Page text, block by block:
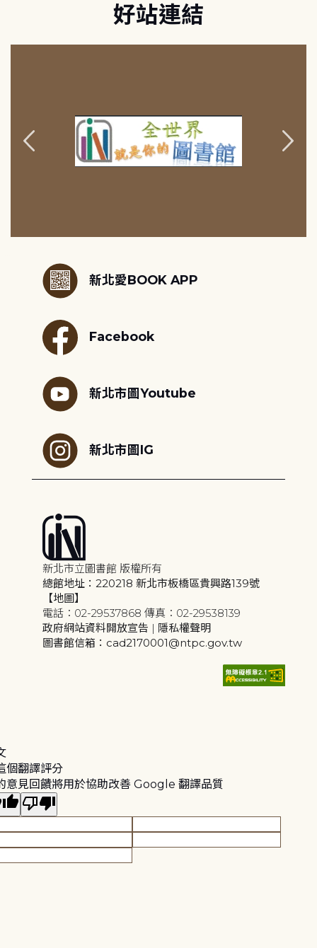
好站連結
新北愛BOOK APP
Facebook
新北市圖Youtube
新北市圖IG
新北市立圖書館 版權所有
總館地址：220218 新北市板橋區貴興路139號
【地圖】
電話：02-29537868 傳真：02-29538139
政府網站資料開放宣告 | 隱私權聲明
圖書館信箱：cad2170001@ntpc.gov.tw
個翻譯評分
意見回饋將用於協助改善 Google 翻譯品質